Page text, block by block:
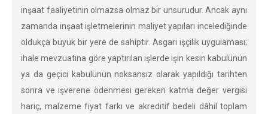
inşaat faaliyetinin olmazsa olmaz bir unsurudur. Ancak aynı
zamanda inşaat işletmelerinin maliyet yapıları incelediğinde
oldukça büyük bir yere de sahiptir. Asgari işçilik uygulaması;
ihale mevzuatına göre yaptırılan işlerde işin kesin kabulünün
ya da geçici kabulünün noksansız olarak yapıldığı tarihten
sonra ve işverene ödenmesi gereken katma değer vergisi
hariç, malzeme fiyat farkı ve akreditif bedeli dâhil toplam